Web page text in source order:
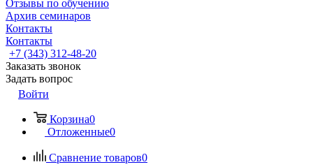
Отзывы по обучению
Архив семинаров
Контакты
Контакты
+7 (343) 312-48-20
Заказать звонок
Задать вопрос
Войти
Корзина0
Отложенные0
Сравнение товаров0